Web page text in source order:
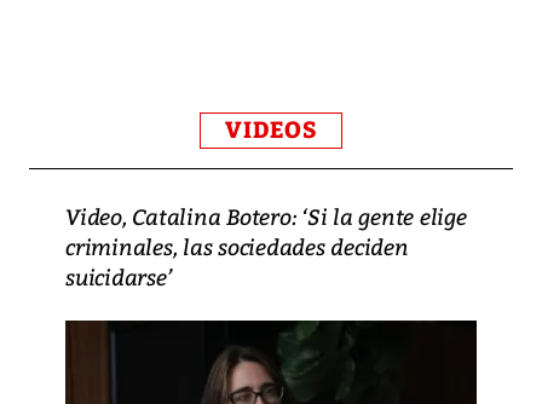
VIDEOS
Video, Catalina Botero: ‘Si la gente elige
criminales, las sociedades deciden
suicidarse’